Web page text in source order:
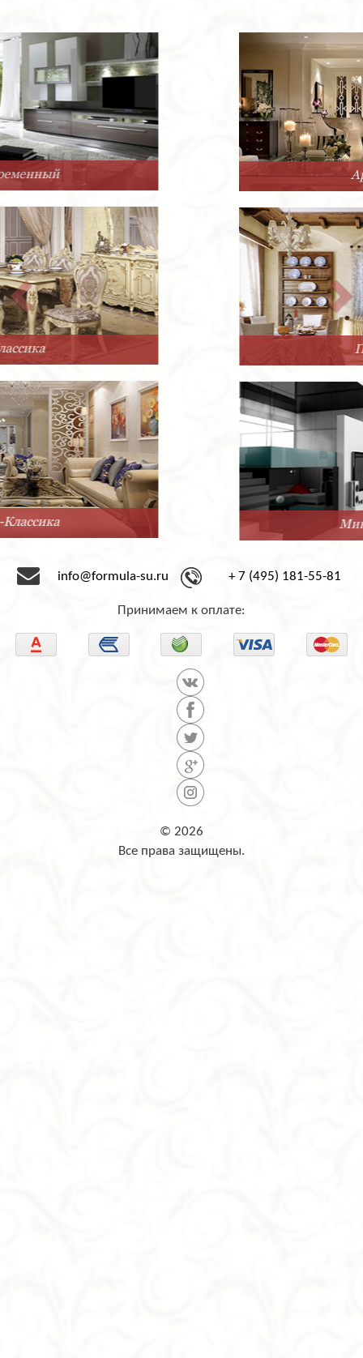
info@formula-su.ru + 7 (495) 181-55-81
Принимаем к оплате:
© 2026
Все права защищены.